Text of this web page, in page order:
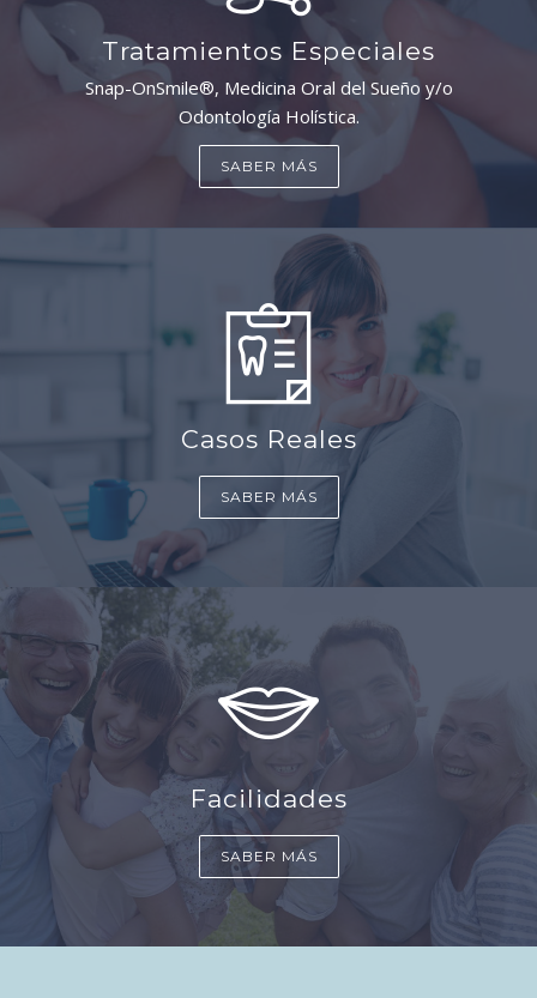
Tratamientos Especiales
Snap-OnSmile®, Medicina Oral del Sueño y/o
Odontología Holística.
SABER MÁS
Casos Reales
SABER MÁS
Facilidades
SABER MÁS